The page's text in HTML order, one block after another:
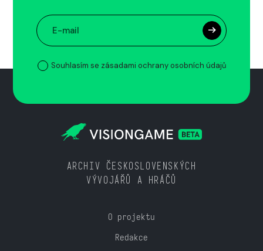
Souhlasím se zásadami ochrany osobních údajů
ARCHIV ČESKOSLOVENSKÝCH
VÝVOJÁŘŮ A HRÁČŮ
O projektu
Redakce